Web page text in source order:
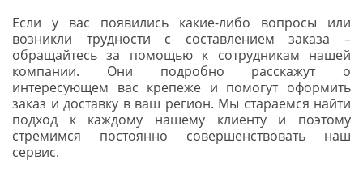
Если у вас появились какие-либо вопросы или
возникли трудности с составлением заказа –
обращайтесь за помощью к сотрудникам нашей
компании. Они подробно расскажут о
интересующем вас крепеже и помогут оформить
заказ и доставку в ваш регион. Мы стараемся найти
подход к каждому нашему клиенту и поэтому
стремимся постоянно совершенствовать наш
сервис.